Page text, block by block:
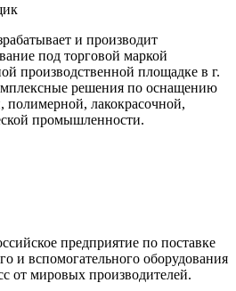
и производит
под торговой маркой
производственной площадке в г.
решения по оснащению
полимерной, лакокрасочной,
промышленности.
предприятие по поставке
и вспомогательного оборудования
от мировых производителей.